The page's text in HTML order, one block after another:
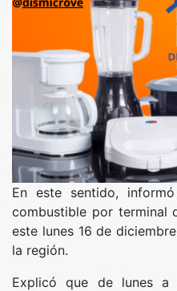
En este sentido,
combustible por terminal
este lunes 16 de
la región.
Explicó que de lunes a